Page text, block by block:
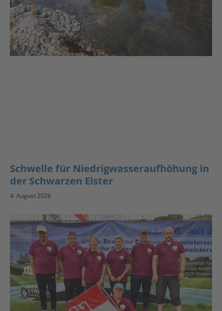
Schwelle für Niedrigwasseraufhöhung in
der Schwarzen Elster
4. August 2026